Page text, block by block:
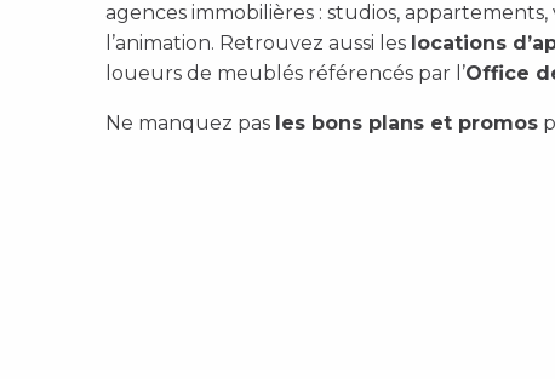
agences immobilières : studios,
l’animation. Retrouvez aussi les locations
loueurs de meublés référencés par l’Office
Ne manquez pas les bons plans et promos